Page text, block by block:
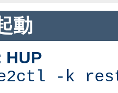
動
HUP
-k